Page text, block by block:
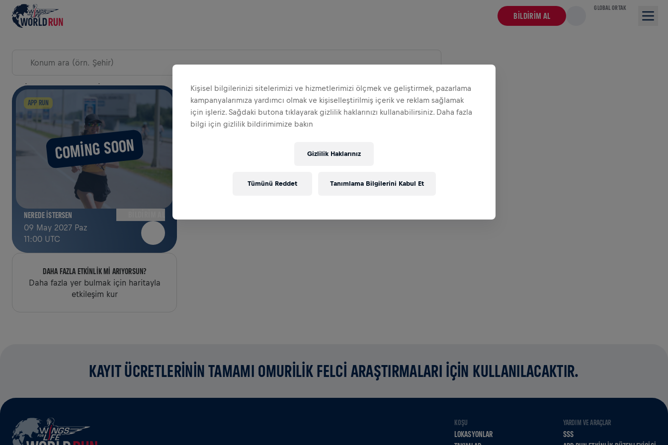
BILDIRIM AL
GLOBAL ORTAK
COMING SOON
APP RUN
NEREDE ISTERSEN
09 May 2027 Paz
11:00 UTC
DAHA FAZLA ETKINLIK MI ARIYORSUN?
Daha fazla yer bulmak için haritayla
etkileşim kur
HARITAYI GENIŞLET
KAYIT ÜCRETLERİNİN TAMAMI OMURİLİK FELCİ ARAŞTIRMALARI İÇİN KULLANILACAKTIR.
KOŞU
LOKASYONLAR
YARDIM VE ARAÇLAR
SSS
Kişisel bilgilerinizi sitelerimizi ve hizmetlerimizi ölçmek ve geliştirmek, pazarlama
kampanyalarımıza yardımcı olmak ve kişiselleştirilmiş içerik ve reklam sağlamak
için işleriz. Sağdaki butona tıklayarak gizlilik haklarınızı kullanabilirsiniz. Daha fazla
bilgi için gizlilik bildirimimize bakın
Gizlilik Haklarınız
Tümünü Reddet Tanımlama Bilgilerini Kabul Et